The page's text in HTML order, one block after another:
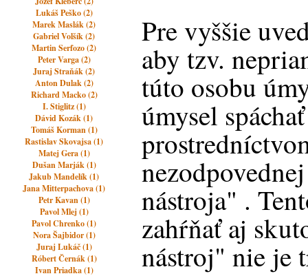
Lukáš Peško (2)
Marek Maslák (2)
Gabriel Volšík (2)
Martin Serfozo (2)
Peter Varga (2)
Juraj Straňák (2)
Anton Dulak (2)
Richard Macko (2)
I. Stiglitz (1)
Dávid Kozák (1)
Tomáš Korman (1)
Rastislav Skovajsa (1)
Matej Gera (1)
Dušan Marják (1)
Jakub Mandelík (1)
Jana Mitterpachova (1)
Petr Kavan (1)
Pavol Mlej (1)
Pavol Chrenko (1)
Nora Šajbidor (1)
Juraj Lukáč (1)
Róbert Černák (1)
Ivan Priadka (1)
Pre vyššie
aby tzv.
túto osobu
úmysel
nástroja" .
zahŕňať aj
nástroj" nie je